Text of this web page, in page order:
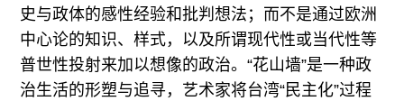
史与政体的感性经验和批判想法；而不是通过欧洲
中心论的知识、样式，以及所谓现代性或当代性等
普世性投射来加以想像的政治。“花山墙”是一种政
治生活的形塑与追寻，艺术家将台湾“民主化”过程